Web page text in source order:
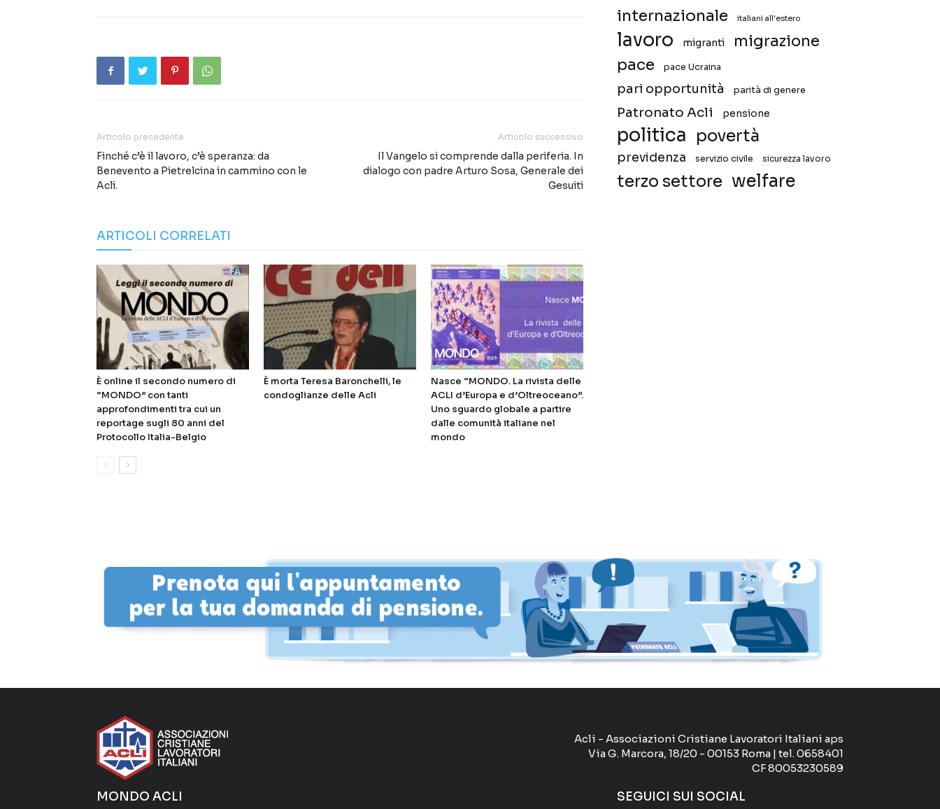
Articolo precedente
Finché c’è il lavoro, c’è speranza: da
Benevento a Pietrelcina in cammino con le
Acli.
Articolo successivo
Il Vangelo si comprende dalla periferia. In
dialogo con padre Arturo Sosa, Generale dei
Gesuiti
ARTICOLI CORRELATI
È online il secondo numero di
“MONDO” con tanti
approfondimenti tra cui un
reportage sugli 80 anni del
Protocollo Italia-Belgio
È morta Teresa Baronchelli, le
condoglianze delle Acli
Nasce “MONDO. La rivista delle
ACLI d’Europa e d’Oltreoceano”.
Uno sguardo globale a partire
dalle comunità italiane nel
mondo
internazionale italiani all'estero
lavoro migranti
migrazione
pace
pace Ucraina
pari opportunità parità di genere
Patronato Acli pensione
politica povertà
previdenza servizio civile sicurezza lavoro
terzo settore welfare
Acli - Associazioni Cristiane Lavoratori Italiani aps
Via G. Marcora, 18/20 - 00153 Roma | tel. 0658401
CF 80053230589
MONDO ACLI SEGUICI SUI SOCIAL